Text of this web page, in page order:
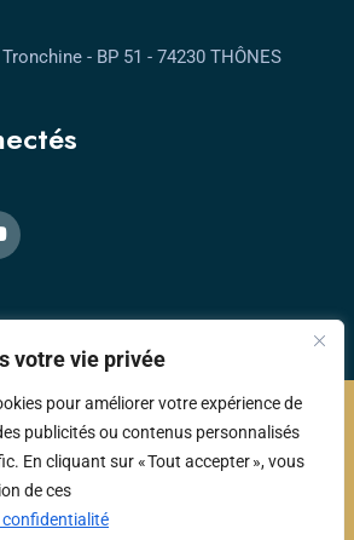
votre vie privée
pour améliorer votre expérience de
publicités ou contenus personnalisés
En cliquant sur « Tout accepter », vous
de ces
confidentialité
- BP 51 - 74230 THÔNES